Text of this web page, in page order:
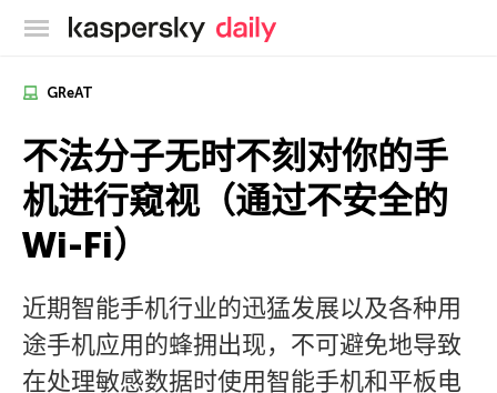
卡巴斯基官方博客
GReAT
不法分子无时不刻对你的手
机进行窥视（通过不安全的
Wi-Fi）
近期智能手机行业的迅猛发展以及各种用
途手机应用的蜂拥出现，不可避免地导致
在处理敏感数据时使用智能手机和平板电